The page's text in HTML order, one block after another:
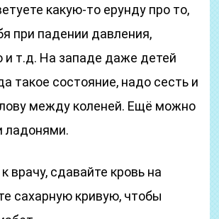
какую-то ерунду про то,
при падении давления,
и т.д. На западе даже детей
такое состояние, надо сесть и
между коленей. Ещё можно
ладонями.
врачу, сдавайте кровь на
сахарную кривую, чтобы